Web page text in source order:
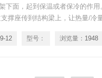
下面，起到保温或者保冷的作
撑座传到结构梁上，让热量/冷
用，
12 型号： 浏览量： 1948